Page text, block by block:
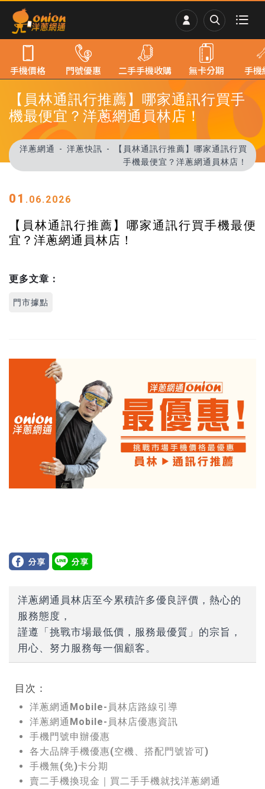
【員林通訊行推薦】哪家通訊行買手
機最便宜？洋蔥網通員林店！
洋蔥網通 洋蔥快訊
【員林通訊行推薦】哪家通訊行買
手機最便宜？洋蔥網通員林店！
01 .06.2026
【員林通訊行推薦】哪家通訊行買手機最便
宜？洋蔥網通員林店！
更多文章：
門市據點
洋蔥網通員林店至今累積許多優良評價，熱心的
服務態度，
謹遵「挑戰市場最低價，服務最優質」的宗旨，
用心、努力服務每一個顧客。
目次：
洋蔥網通Mobile-員林店路線引導
洋蔥網通Mobile-員林店優惠資訊
手機門號申辦優惠
各大品牌手機優惠(空機、搭配門號皆可)
手機無(免)卡分期
賣二手機換現金｜買二手手機就找洋蔥網通
手機價格 門號優惠 二手手機收購 無卡分期 手機